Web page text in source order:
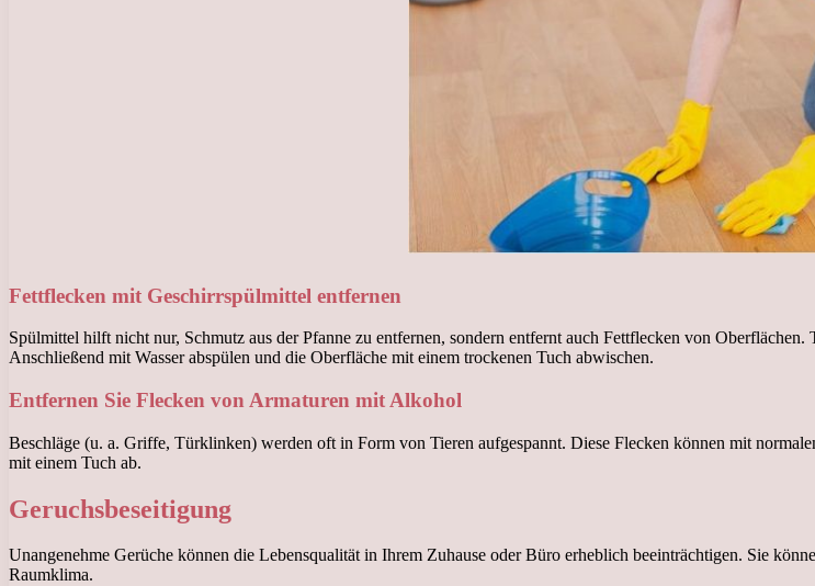
Fettflecken mit Geschirrspülmittel entfernen
Spülmittel hilft nicht nur, Schmutz aus der Pfanne zu entfernen, sondern entfernt auch Fettflecken von
Anschließend mit Wasser abspülen und die Oberfläche mit einem trockenen Tuch abwischen.
Entfernen Sie Flecken von Armaturen mit Alkohol
Beschläge (u. a. Griffe, Türklinken) werden oft in Form von Tieren aufgespannt. Diese Flecken können mit
mit einem Tuch ab.
Geruchsbeseitigung
Unangenehme Gerüche können die Lebensqualität in Ihrem Zuhause oder Büro erheblich beeinträchtigen. Sie
Raumklima.